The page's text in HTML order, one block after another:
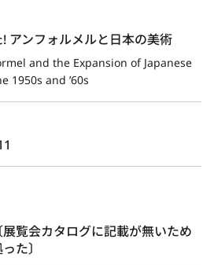
アンフォルメルと日本の美術
and the Expansion of Japanese
1950s and ’60s
覧会カタログに記載が無いため
た〕